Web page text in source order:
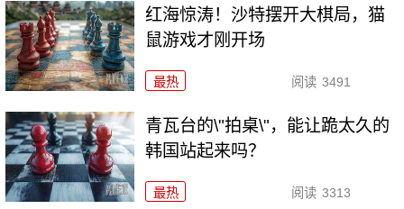
红海惊涛！沙特摆开大棋局，猫
鼠游戏才刚开场
最热 阅读 3491
青瓦台的\"拍桌\"，能让跪太久的
韩国站起来吗？
最热 阅读 3313